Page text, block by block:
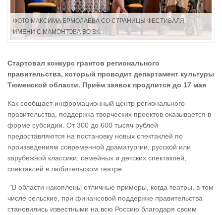
ФОТО МАКСИМА ЕРМОЛАЕВА СО СТРАНИЦЫ ФЕСТИВАЛЯ
ИМЕНИ С.МАМОНТОВА ВО ВК
Стартовал конкурс грантов регионального
правительства, который проводит департамент культуры
Тюменской области. Приём заявок продлится до 17 мая
Как сообщает информационный центр регионального
правительства, поддержка творческих проектов оказывается в
форме субсидии. От 300 до 600 тысяч рублей
предоставляются на постановку новых спектаклей по
произведениям современной драматургии, русской или
зарубежной классики, семейных и детских спектаклей,
спектаклей в любительском театре.
"В области накоплены отличные примеры, когда театры, в том
числе сельские, при финансовой поддержке правительства
становились известными на всю Россию благодаря своим